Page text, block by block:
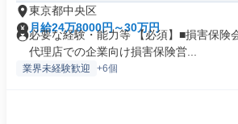
東京都中央区
月給24万8000円～30万円
必要な経験・能力等 【必須】■損害保険
代理店での企業向け損害保険営...
業界未経験歓迎 +6個